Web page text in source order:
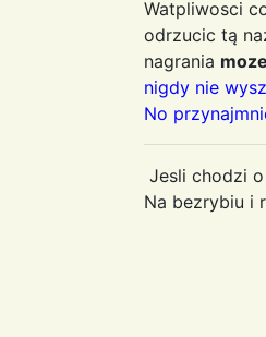
Watpliwosci
odrzucic tą
nagrania
nigdy nie
No
Jesli chodzi
Na bezrybiu i